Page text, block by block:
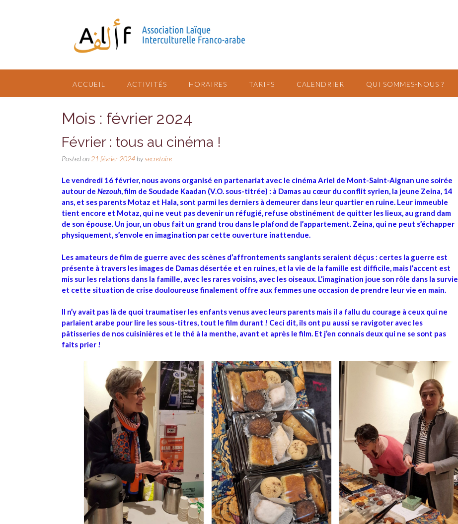
ACCUEIL ACTIVITÉS HORAIRES TARIFS CALENDRIER QUI SOMMES-NOUS ?
Mois : février 2024
Février : tous au cinéma !
Posted on 21 février 2024 bysecretaire
Le vendredi 16 février, nous avons organisé en partenariat avec le cinéma Ariel de Mont-Saint-Aignan une soirée
autour de Nezouh, film de Soudade Kaadan (V.O. sous-titrée) : à Damas au cœur du conflit syrien, la jeune Zeina, 14
ans, et ses parents Motaz et Hala, sont parmi les derniers à demeurer dans leur quartier en ruine. Leur immeuble
tient encore et Motaz, qui ne veut pas devenir un réfugié, refuse obstinément de quitter les lieux, au grand dam
de son épouse. Un jour, un obus fait un grand trou dans le plafond de l’appartement. Zeina, qui ne peut s’échapper
physiquement, s’envole en imagination par cette ouverture inattendue.
Les amateurs de film de guerre avec des scènes d’affrontements sanglants seraient déçus : certes la guerre est
présente à travers les images de Damas désertée et en ruines, et la vie de la famille est difficile, mais l’accent est
mis sur les relations dans la famille, avec les rares voisins, avec les oiseaux. L’imagination joue son rôle dans la survie
et cette situation de crise douloureuse finalement offre aux femmes une occasion de prendre leur vie en main.
Il n’y avait pas là de quoi traumatiser les enfants venus avec leurs parents mais il a fallu du courage à ceux qui ne
parlaient arabe pour lire les sous-titres, tout le film durant ! Ceci dit, ils ont pu aussi se ravigoter avec les
pâtisseries de nos cuisinières et le thé à la menthe, avant et après le film. Et j’en connais deux qui ne se sont pas
faits prier !